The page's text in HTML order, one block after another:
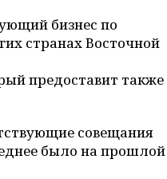
бизнес по
странах Восточной
предоставит также
совещания
было на прошлой